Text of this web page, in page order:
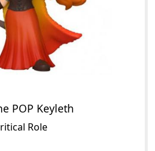
POP Keyleth
Role